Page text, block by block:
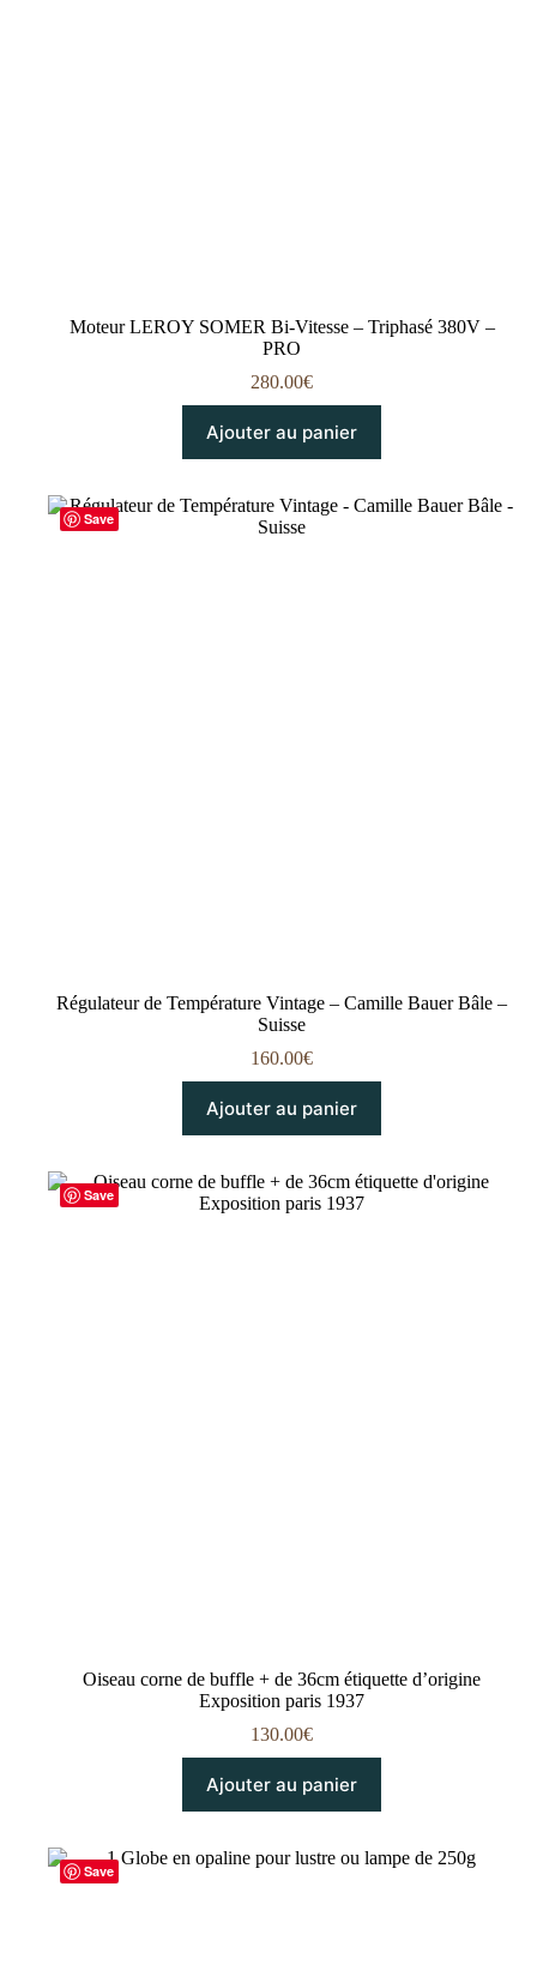
Moteur LEROY SOMER Bi-Vitesse – Triphasé 380V –
PRO
280.00€
Ajouter au panier
Save
Régulateur de Température Vintage – Camille Bauer Bâle –
Suisse
160.00€
Ajouter au panier
Save
Oiseau corne de buffle + de 36cm étiquette d’origine
Exposition paris 1937
130.00€
Ajouter au panier
Save